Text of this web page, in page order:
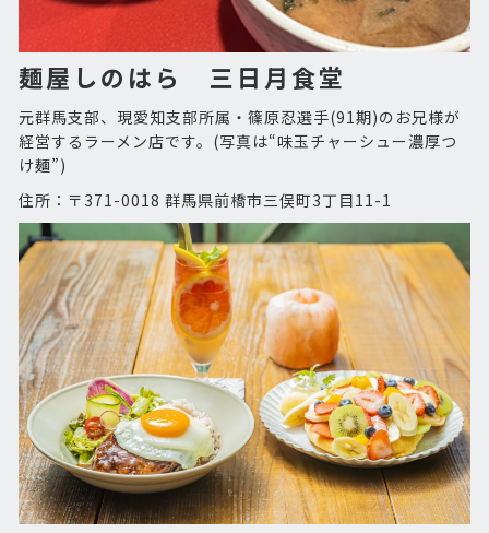
麺屋しのはら 三日月食堂
元群馬支部、現愛知支部所属・篠原忍選手(91期)のお兄様が
経営するラーメン店です。(写真は“味玉チャーシュー濃厚つ
け麺”)
住所：〒371-0018 群馬県前橋市三俣町3丁目11-1